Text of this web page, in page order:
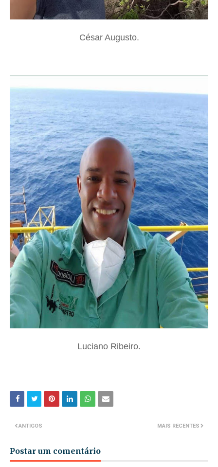
César Augusto.
Luciano Ribeiro.
MAIS RECENTES
ANTIGOS
Postar um comentário